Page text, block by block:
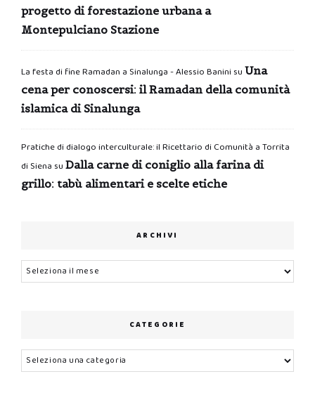
progetto di forestazione urbana a
Montepulciano Stazione
La festa di fine Ramadan a Sinalunga - Alessio Banini su Una
cena per conoscersi: il Ramadan della comunità
islamica di Sinalunga
Pratiche di dialogo interculturale: il Ricettario di Comunità a Torrita
di Siena su Dalla carne di coniglio alla farina di
grillo: tabù alimentari e scelte etiche
ARCHIVI
Archivi
CATEGORIE
Categorie